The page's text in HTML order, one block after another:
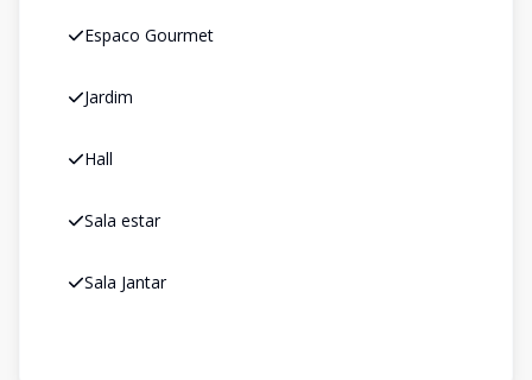
Espaco Gourmet
Jardim
Hall
Sala estar
Sala Jantar